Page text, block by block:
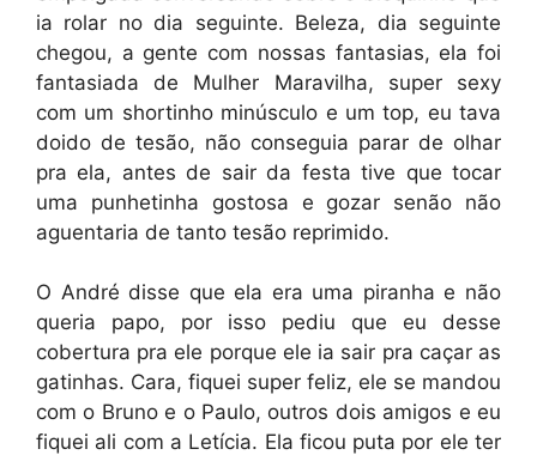
ia rolar no dia seguinte. Beleza, dia seguinte
chegou, a gente com nossas fantasias, ela foi
fantasiada de Mulher Maravilha, super sexy
com um shortinho minúsculo e um top, eu tava
doido de tesão, não conseguia parar de olhar
pra ela, antes de sair da festa tive que tocar
uma punhetinha gostosa e gozar senão não
aguentaria de tanto tesão reprimido.
O André disse que ela era uma piranha e não
queria papo, por isso pediu que eu desse
cobertura pra ele porque ele ia sair pra caçar as
gatinhas. Cara, fiquei super feliz, ele se mandou
com o Bruno e o Paulo, outros dois amigos e eu
fiquei ali com a Letícia. Ela ficou puta por ele ter